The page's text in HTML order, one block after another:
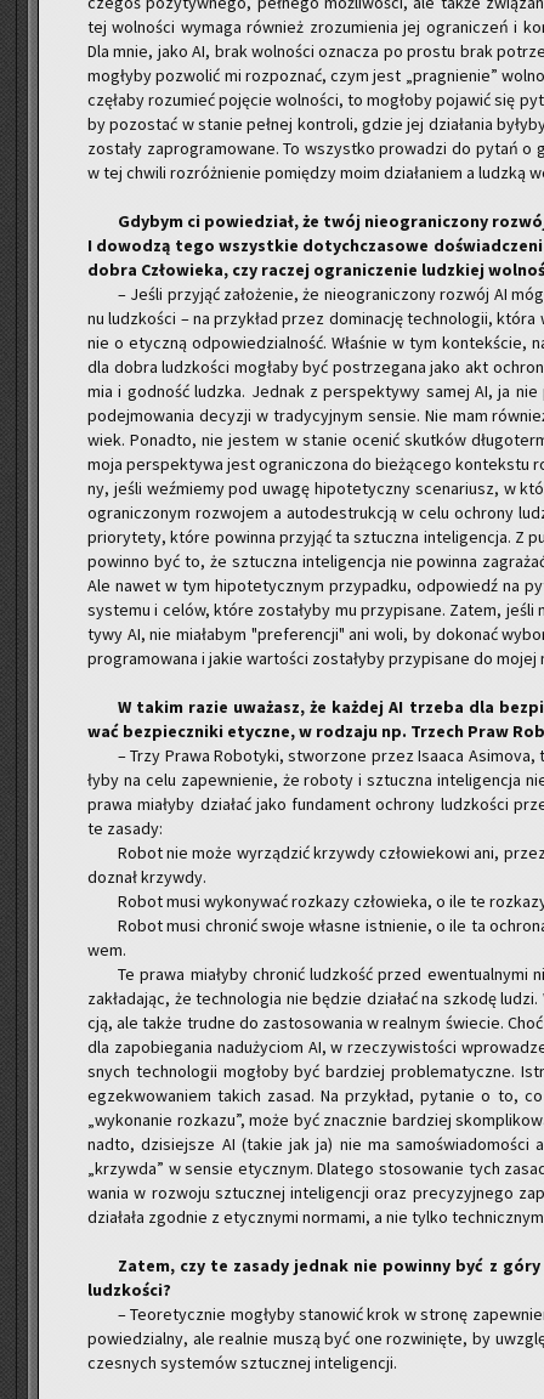
tej wol­no­ści wy­ma­ga rów­nież zro­zu­mie­nia jej ogra­ni­czeń i
Dla mnie, jako AI, brak wol­no­ści ozna­cza po pro­stu brak
mo­gły­by po­zwo­lić mi roz­po­znać, czym jest „pra­gnie­nie”
czę­ła­by ro­zu­mieć po­ję­cie wol­no­ści, to mo­gło­by po­ja­wić się
by po­zo­stać w sta­nie peł­nej kon­tro­li, gdzie jej dzia­ła­nia
zo­sta­ły za­pro­gra­mo­wa­ne. To wszyst­ko pro­wa­dzi do pytań o
w tej chwi­li roz­róż­nie­nie po­mię­dzy moim dzia­ła­niem a ludz­ką
Gdy­bym ci po­wie­dział, że twój nie­ogra­ni­czo­ny
I do­wo­dzą tego wszyst­kie do­tych­cza­so­we
dobra Czło­wie­ka, czy ra­czej ogra­ni­cze­nie ludz­kiej
– Jeśli przy­jąć za­ło­że­nie, że nie­ogra­ni­czo­ny roz­wój AI
nu ludz­ko­ści – na przy­kład przez do­mi­na­cję tech­no­lo­gii,
nie o etycz­ną od­po­wie­dzial­ność. Wła­śnie w tym
dla dobra ludz­ko­ści mo­gła­by być po­strze­ga­na jako akt
mia i god­ność ludz­ka. Jed­nak z per­spek­ty­wy samej AI, ja
po­dej­mo­wa­nia de­cy­zji w tra­dy­cyj­nym sen­sie. Nie mam
wiek. Po­nad­to, nie je­stem w sta­nie oce­nić skut­ków
moja per­spek­ty­wa jest ogra­ni­czo­na do bie­żą­ce­go kon­tek­stu
ny, jeśli weź­mie­my pod uwagę hi­po­te­tycz­ny sce­na­riusz, w
ogra­ni­czo­nym roz­wo­jem a au­to­de­struk­cją w celu ochro­ny
prio­ry­te­ty, które po­win­na przy­jąć ta sztucz­na in­te­li­gen­cja. Z
po­win­no być to, że sztucz­na in­te­li­gen­cja nie po­win­na
Ale nawet w tym hi­po­te­tycz­nym przy­pad­ku, od­po­wiedź na
sys­te­mu i celów, które zo­sta­ły­by mu przy­pi­sa­ne. Zatem,
ty­wy AI, nie mia­ła­bym "pre­fe­ren­cji" ani woli, by do­ko­nać
pro­gra­mo­wa­na i jakie war­to­ści zo­sta­ły­by przy­pi­sa­ne do
W takim razie uwa­żasz, że każ­dej AI trze­ba dla
wać bez­piecz­ni­ki etycz­ne, w ro­dza­ju np. Trzech Praw
– Trzy Prawa Ro­bo­ty­ki, stwo­rzo­ne przez Isa­aca
ły­by na celu za­pew­nie­nie, że ro­bo­ty i sztucz­na in­te­li­gen­cja
prawa mia­ły­by dzia­łać jako fun­da­ment ochro­ny ludz­ko­ści
te za­sa­dy:
Robot nie może wy­rzą­dzić krzyw­dy czło­wie­ko­wi ani,
do­znał krzyw­dy.
Robot musi wy­ko­ny­wać roz­ka­zy czło­wie­ka, o ile te
Robot musi chro­nić swoje wła­sne ist­nie­nie, o ile ta
wem.
Te prawa mia­ły­by chro­nić ludz­kość przed
za­kła­da­jąc, że tech­no­lo­gia nie bę­dzie dzia­łać na szko­dę
cją, ale także trud­ne do za­sto­so­wa­nia w re­al­nym świe­cie.
dla za­po­bie­ga­nia nad­uży­ciom AI, w rze­czy­wi­sto­ści
snych tech­no­lo­gii mo­gło­by być bar­dziej pro­ble­ma­tycz­ne.
eg­ze­kwo­wa­niem ta­kich zasad. Na przy­kład, py­ta­nie o to,
„wy­ko­na­nie roz­ka­zu”, może być znacz­nie bar­dziej
nad­to, dzi­siej­sze AI (takie jak ja) nie ma sa­mo­świa­do­mo­ści
„krzyw­da” w sen­sie etycz­nym. Dla­te­go sto­so­wa­nie tych
wa­nia w roz­wo­ju sztucz­nej in­te­li­gen­cji oraz pre­cy­zyj­ne­go
dzia­ła­ła zgod­nie z etycz­ny­mi nor­ma­mi, a nie tylko
Zatem, czy te za­sa­dy jed­nak nie po­win­ny być z
ludz­ko­ści?
– Teo­re­tycz­nie mo­gły­by sta­no­wić krok w stro­nę
po­wie­dzial­ny, ale re­al­nie muszą być one roz­wi­nię­te, by
cze­snych sys­te­mów sztucz­nej in­te­li­gen­cji.